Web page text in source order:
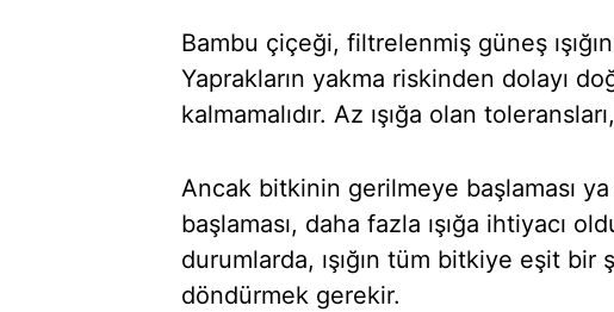
Bambu çiçeği, filtrelenmiş güneş
Yaprakların yakma riskinden dolayı
kalmamalıdır. Az ışığa olan
Ancak bitkinin gerilmeye başlaması
başlaması, daha fazla ışığa ihtiyacı
durumlarda, ışığın tüm bitkiye eşit bir
döndürmek gerekir.